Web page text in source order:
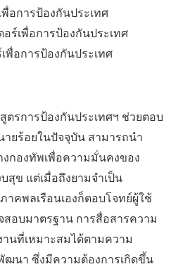
อการป้องกันประเทศ
ร์เพื่อการป้องกันประเทศ
พื่อการป้องกันประเทศ
ตรการป้องกันประเทศฯ ช่วยตอบ
ายร้อยในปัจจุบัน สามารถนำ
กองทัพเพื่อความมั่นคงของ
สุข แต่เมื่อถึงยามจำเป็น
คพลเรือนเองก็ตอบโจทย์ผู้ใช้
สอบมาตรฐาน การสื่อสารความ
นที่เหมาะสมได้ตามความ
ฒนา ซึ่งมีความต้องการเกิดขึ้น